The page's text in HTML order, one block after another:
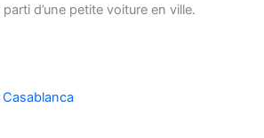
d’une petite voiture en ville.